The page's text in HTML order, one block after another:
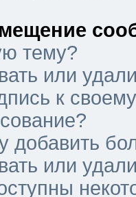
тему?
или
к
добавить
или